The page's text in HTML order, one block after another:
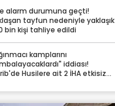
alarm durumuna geçti!
tayfun nedeniyle yaklaşık
bin kişi tahliye edildi
kamplarını
iddiası!
Husilere ait 2 İHA etkisiz